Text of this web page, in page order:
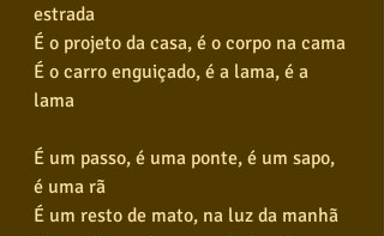
estrada
É o projeto da casa, é o corpo na cama
É o carro enguiçado, é a lama, é a
lama
É um passo, é uma ponte, é um sapo,
é uma rã
É um resto de mato, na luz da manhã